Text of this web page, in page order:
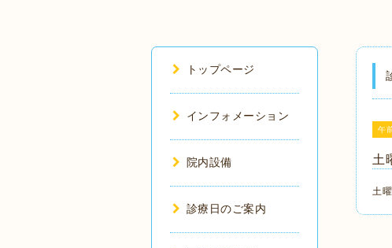
午
土
土
トップページ
インフォメーション
院内設備
診療日のご案内